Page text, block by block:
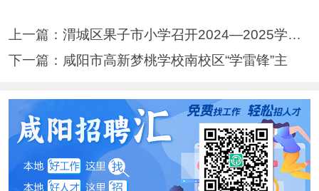
上一篇： 渭城区果子市小学召开2024—2025学年度
下一篇： 咸阳市高新梦桃学校南校区“学雷锋”主